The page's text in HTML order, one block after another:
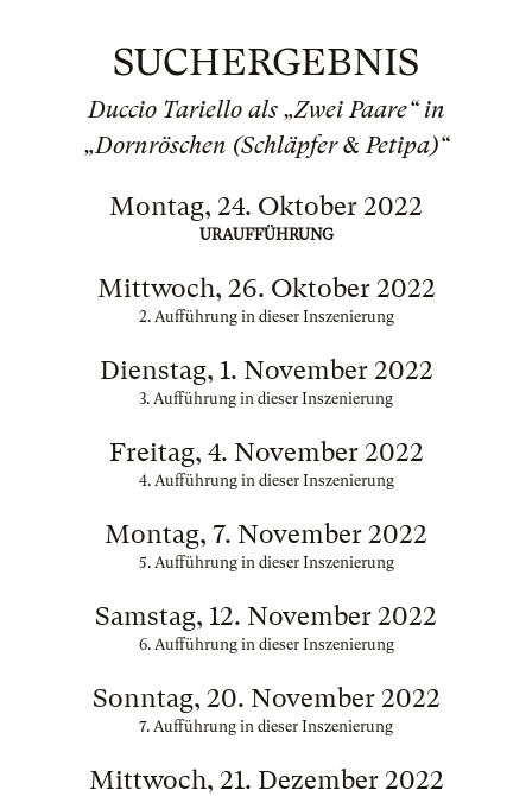
SUCHERGEBNIS
Duccio Tariello als „Zwei Paare“ in
„Dornröschen (Schläpfer & Petipa)“
Montag, 24. Oktober 2022
URAUFFÜHRUNG
Mittwoch, 26. Oktober 2022
2. Aufführung in dieser Inszenierung
Dienstag, 1. November 2022
3. Aufführung in dieser Inszenierung
Freitag, 4. November 2022
4. Aufführung in dieser Inszenierung
Montag, 7. November 2022
5. Aufführung in dieser Inszenierung
Samstag, 12. November 2022
6. Aufführung in dieser Inszenierung
Sonntag, 20. November 2022
7. Aufführung in dieser Inszenierung
Mittwoch, 21. Dezember 2022